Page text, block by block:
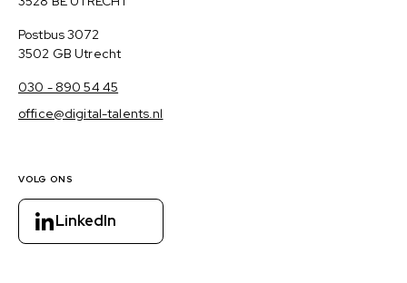
Postadres
Postbus 3072
3502 GB Utrecht
030 - 890 54 45
office@digital-talents.nl
VOLG ONS
LinkedIn